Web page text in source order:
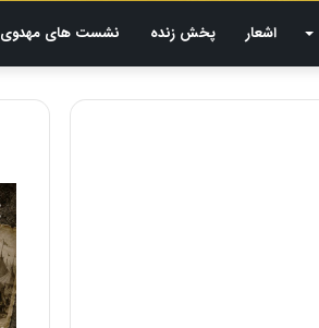
اشعار پخش زنده نشست های مهدوی